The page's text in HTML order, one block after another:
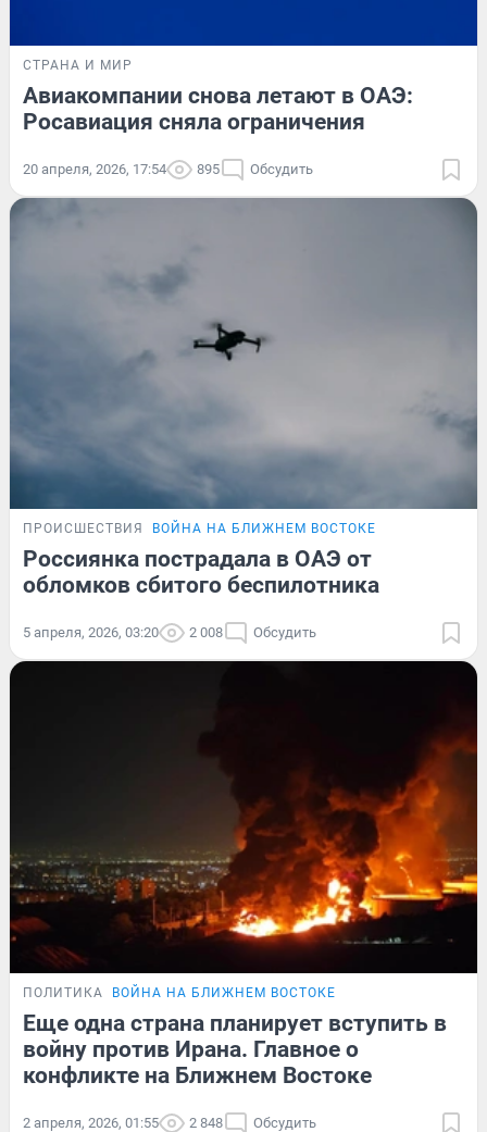
СТРАНА И МИР
Авиакомпании снова летают в ОАЭ:
Росавиация сняла ограничения
20 апреля, 2026, 17:54 895 Обсудить
ПРОИСШЕСТВИЯ ВОЙНА НА БЛИЖНЕМ ВОСТОКЕ
Россиянка пострадала в ОАЭ от
обломков сбитого беспилотника
5 апреля, 2026, 03:20 2 008 Обсудить
ПОЛИТИКА ВОЙНА НА БЛИЖНЕМ ВОСТОКЕ
Еще одна страна планирует вступить в
войну против Ирана. Главное о
конфликте на Ближнем Востоке
2 апреля, 2026, 01:55 2 848 Обсудить